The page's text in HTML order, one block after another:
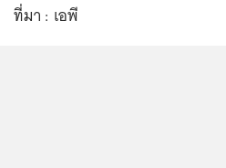
ที่มา : เอพี